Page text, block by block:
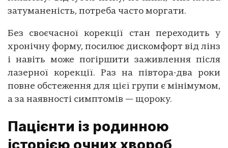
затуманеність, потреба часто моргати.
Без своєчасної корекції стан переходить у
хронічну форму, посилює дискомфорт від лінз
і навіть може погіршити заживлення після
лазерної корекції. Раз на півтора-два роки
повне обстеження для цієї групи є мінімумом,
а за наявності симптомів — щороку.
Пацієнти із родинною